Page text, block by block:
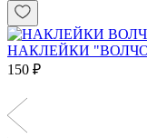
НАКЛЕЙКИ
150 ₽